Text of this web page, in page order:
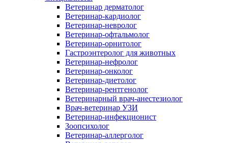
Ветеринар дерматолог
Ветеринар-кардиолог
Ветеринар-невролог
Ветеринар-офтальмолог
Ветеринар-орнитолог
Гастроэнтеролог для животных
Ветеринар-нефролог
Ветеринар-онколог
Ветеринар-диетолог
Ветеринар-рентгенолог
Ветеринарный врач-анестезиолог
Врач-ветеринар УЗИ
Ветеринар-инфекционист
Зоопсихолог
Ветеринар-аллерголог